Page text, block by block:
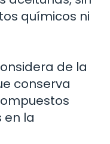
químicos ni
de la
conserva
en la